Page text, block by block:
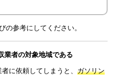
の参考にしてください。
業者の対象地域である
に依頼してしまうと、ガソリン